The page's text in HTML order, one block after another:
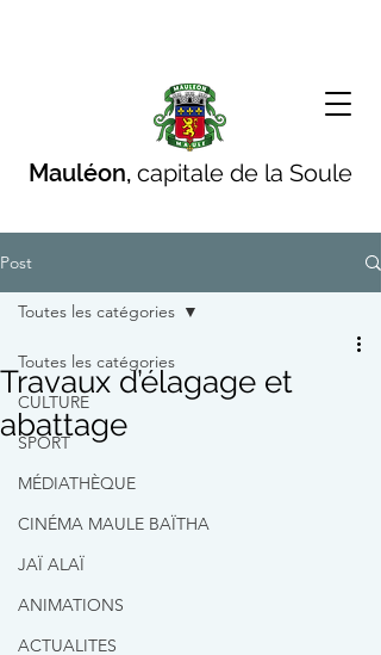
Mauléon, capitale de la Soule
Post
Toutes les catégories
CULTURE
SPORT
MÉDIATHÈQUE
CINÉMA MAULE BAÏTHA
JAÏ ALAÏ
ANIMATIONS
ACTUALITES
Toutes les catégories
Travaux d’élagage et
abattage